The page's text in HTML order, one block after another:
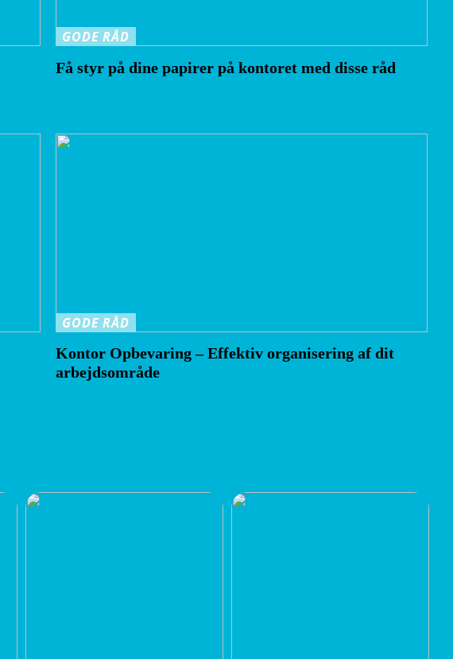
GODE RÅD
Få styr på dine papirer på kontoret med disse råd
GODE RÅD
Kontor Opbevaring – Effektiv organisering af dit
arbejdsområde